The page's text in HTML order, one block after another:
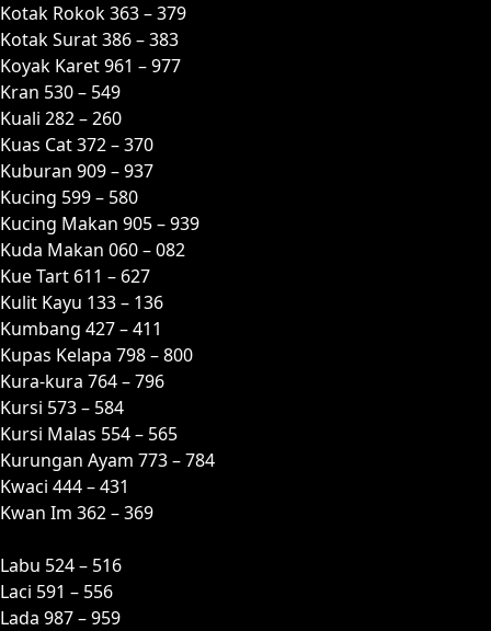
Kotak Rokok 363 – 379
Kotak Surat 386 – 383
Koyak Karet 961 – 977
Kran 530 – 549
Kuali 282 – 260
Kuas Cat 372 – 370
Kuburan 909 – 937
Kucing 599 – 580
Kucing Makan 905 – 939
Kuda Makan 060 – 082
Kue Tart 611 – 627
Kulit Kayu 133 – 136
Kumbang 427 – 411
Kupas Kelapa 798 – 800
Kura-kura 764 – 796
Kursi 573 – 584
Kursi Malas 554 – 565
Kurungan Ayam 773 – 784
Kwaci 444 – 431
Kwan Im 362 – 369
Labu 524 – 516
Laci 591 – 556
Lada 987 – 959